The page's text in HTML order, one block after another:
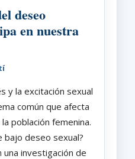
deseo
en nuestra
y la excitación sexual
común que afecta
población femenina.
bajo deseo sexual?
investigación de